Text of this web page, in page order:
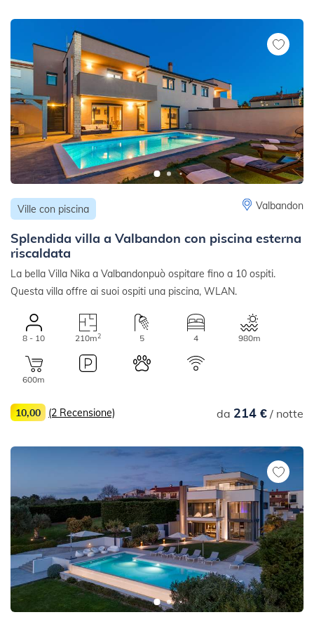
Ville con piscina Valbandon
Splendida villa a Valbandon con piscina esterna
riscaldata
La bella Villa Nika a Valbandonpuò ospitare fino a 10 ospiti.
Questa villa offre ai suoi ospiti una piscina, WLAN.
8 - 10 210m2 5 4 980m
600m
da 214 €/ notte
10,00 (2 Recensione)